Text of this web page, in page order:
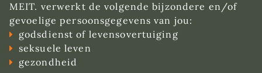
MEIT. verwerkt de volgende bijzondere en/of
gevoelige persoonsgegevens van jou:
godsdienst of levensovertuiging
seksuele leven
gezondheid